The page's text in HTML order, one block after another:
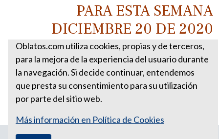
PARA ESTA SEMANA
DICIEMBRE 20 DE 2020
Oblatos.com utiliza cookies, propias y de terceros,
para la mejora de la experiencia del usuario durante
la navegación. Si decide continuar, entendemos
que presta su consentimiento para su utilización
por parte del sitio web.
Más información en Política de Cookies